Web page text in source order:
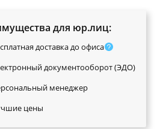
для юр.лиц:
доставка до офиса
документооборот (ЭДО)
менеджер
цены